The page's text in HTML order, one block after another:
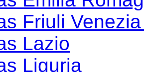
Friuli
Lazio
Liguria